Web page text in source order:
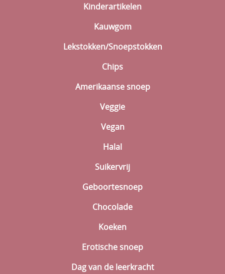
Kinderartikelen
Kauwgom
Lekstokken/Snoepstokken
Chips
Amerikaanse snoep
Veggie
Vegan
Halal
Suikervrij
Geboortesnoep
Chocolade
Koeken
Erotische snoep
Dag van de leerkracht